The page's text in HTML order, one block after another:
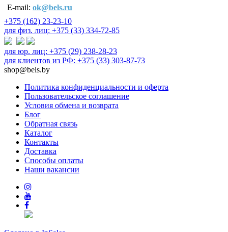
E-mail: ok@bels.ru
+375 (162) 23-23-10
для физ. лиц: +375 (33) 334-72-85
для юр. лиц: +375 (29) 238-28-23
для клиентов из РФ: +375 (33) 303-87-73
shop@bels.by
Политика конфиденциальности и оферта
Пользовательское соглашение
Условия обмена и возврата
Блог
Обратная связь
Каталог
Контакты
Доставка
Способы оплаты
Наши вакансии